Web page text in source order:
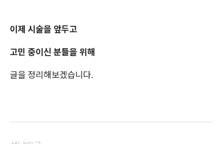
이제 시술을 앞두고
고민 중이신 분들을 위해
글을 정리해보겠습니다.